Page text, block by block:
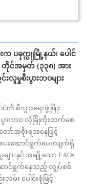
က ပခုက္ကူမြို့နယ်၊ ပေါင်
တိုင်အမှတ် (၃၃၈) အား
လူမှုစီးပွားဘဝများ
စီးပွားရေးဖွံ့ဖြိုး
ပွားဘဝ လုံခြုံတိုးတက်စေ
ာ်အစိုးရအနေဖြင့်
းဆောင်ရွက်ပေးလျက်ရှိ
ားနှင့် အချို့သော EAOs
ာင်ရွက်နေသည့် လျှပ်စစ်
မ်း ပေါင်းစုံဖြင့်